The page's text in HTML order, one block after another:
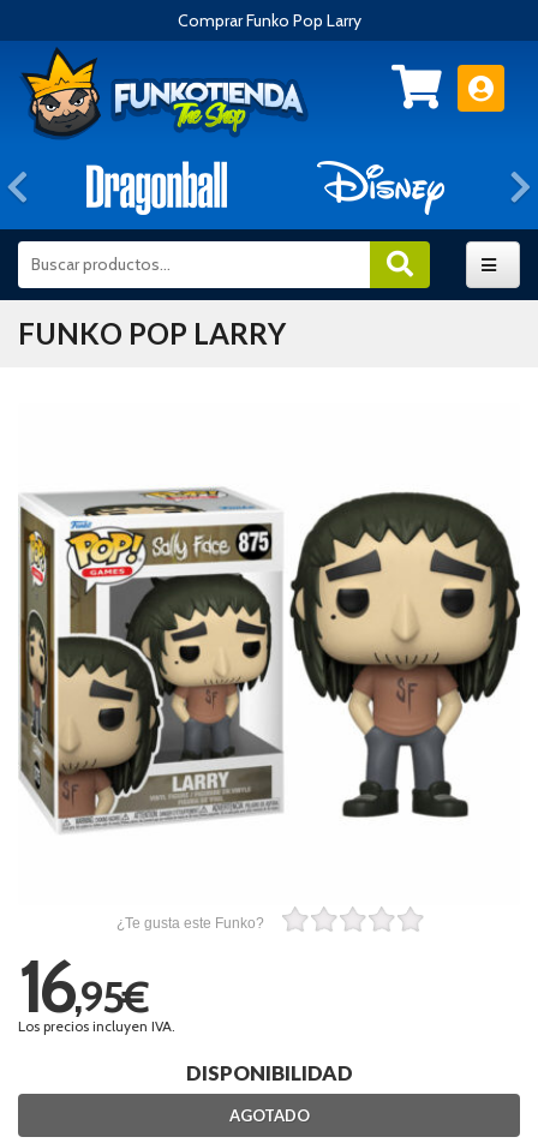
Comprar Funko Pop Larry
Anterior
FUNKO POP LARRY
¿Te gusta este Funko?
16,95€
Los precios incluyen IVA.
DISPONIBILIDAD
AGOTADO